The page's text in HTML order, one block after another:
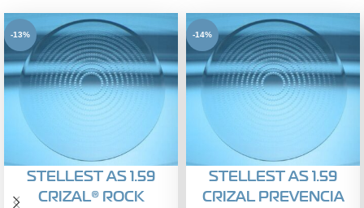
-13%
STELLEST AS 1.59
CRIZAL® ROCK
-14%
STELLEST AS 1.59
CRIZAL PREVENCIA